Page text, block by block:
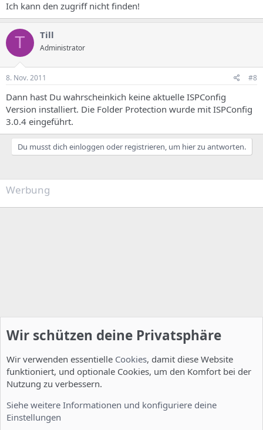
Ich kann den zugriff nicht finden!
T Till
Administrator
8. Nov. 2011 #8
Dann hast Du wahrscheinkich keine aktuelle ISPConfig
Version installiert. Die Folder Protection wurde mit ISPConfig
3.0.4 eingeführt.
Du musst dich einloggen oder registrieren, um hier zu antworten.
Werbung
Wir schützen deine Privatsphäre
Wir verwenden essentielle Cookies, damit diese Website
funktioniert, und optionale Cookies, um den Komfort bei der
Nutzung zu verbessern.
Siehe weitere Informationen und konfiguriere deine
Einstellungen